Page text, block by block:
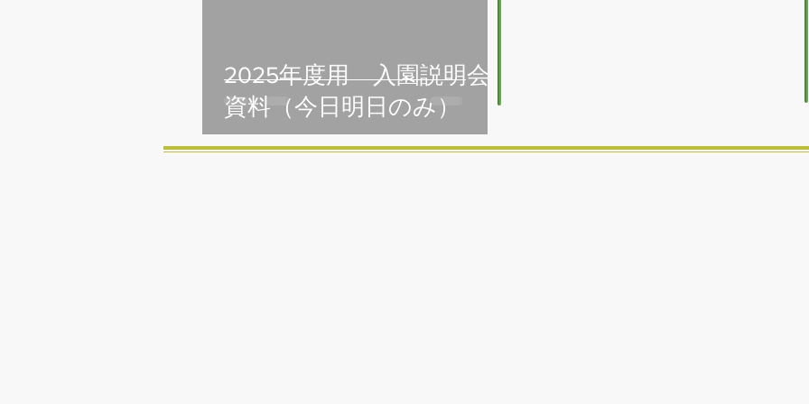
2025年度用 入園説明会
資料（今日明日のみ）